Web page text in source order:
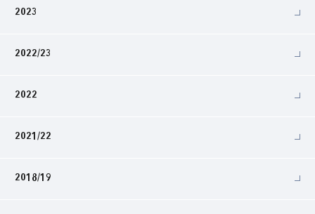
2023
2022/23
2022
2021/22
2018/19